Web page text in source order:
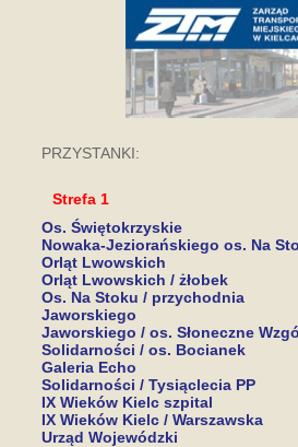
PRZYSTANKI:
Strefa 1
Os. Świętokrzyskie
Nowaka-Jeziorańskiego os. Na
Orląt Lwowskich
Orląt Lwowskich / żłobek
Os. Na Stoku / przychodnia
Jaworskiego
Jaworskiego / os. Słoneczne
Solidarności / os. Bocianek
Galeria Echo
Solidarności / Tysiąclecia PP
IX Wieków Kielc szpital
IX Wieków Kielc / Warszawska
Urząd Wojewódzki